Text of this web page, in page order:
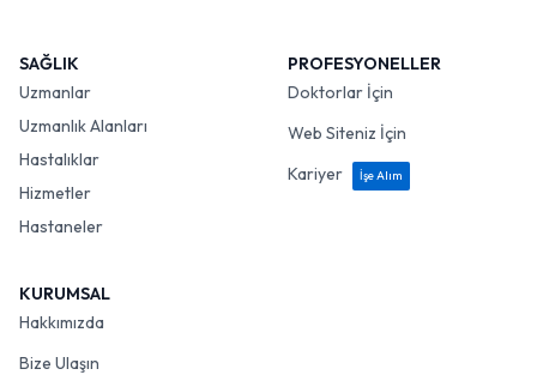
SAĞLIK
Uzmanlar
Uzmanlık Alanları
Hastalıklar
Hizmetler
Hastaneler
PROFESYONELLER
Doktorlar İçin
Web Siteniz İçin
Kariyer
İşe Alım
KURUMSAL
Hakkımızda
Bize Ulaşın